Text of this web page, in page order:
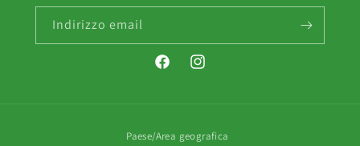
Indirizzo email
FacebookInstagram
Paese/Area geografica